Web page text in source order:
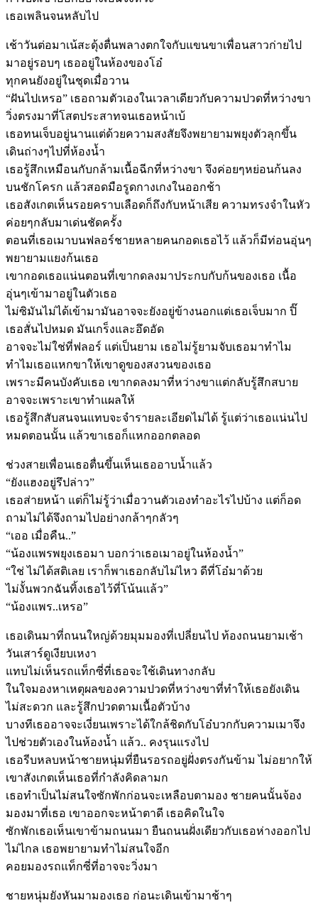
เธอเพลินจนหลับไป
เช้าวันต่อมาเน้สะดุ้งตื่นพลางตกใจกับแขนขาเพื่อนสาวก่ายไป
มาอยู่รอบๆ เธออยู่ในห้องของโอ๋
ทุกคนยังอยู่ในชุดเมื่อวาน
“ฝันไปเหรอ” เธอถามตัวเองในเวลาเดียวกับความปวดที่หว่างขา
วิ่งตรงมาที่โสตประสาทจนเธอหน้าเบ้
เธอทนเจ็บอยู่นานแต่ด้วยความสงสัยจึงพยายามพยุงตัวลุกขึ้น
เดินถ่างๆไปที่ห้องน้ำ
เธอรู้สึกเหมือนกับกล้ามเนื้อฉีกที่หว่างขา จึงค่อยๆหย่อนก้นลง
บนชักโครก แล้วสอดมือรูดกางเกงในออกช้า
เธอสังเกตเห็นรอยคราบเลือดก็ถึงกับหน้าเสีย ความทรงจำในหัว
ค่อยๆกลับมาเด่นชัดครั้ง
ตอนที่เธอเมาบนฟลอร์ชายหลายคนกอดเธอไว้ แล้วก็มีท่อนอุ่นๆ
พยายามแยงก้นเธอ
เขากอดเธอแน่นตอนที่เขากดลงมาประกบกับก้นของเธอ เนื้อ
อุ่นๆเข้ามาอยู่ในตัวเธอ
ไม่ซิมันไม่ได้เข้ามามันอาจจะยังอยู่ข้างนอกแต่เธอเจ็บมาก ปิ๊
เธอสั่นไปหมด มันเกร็งและอึดอัด
อาจจะไม่ใช่ที่ฟลอร์ แต่เป็นยาม เธอไม่รู้ยามจับเธอมาทำไม
ทำไมเธอแหกขาให้เขาดูของสงวนของเธอ
เพราะมีคนบังคับเธอ เขากดลงมาที่หว่างขาแต่กลับรู้สึกสบาย
อาจจะเพราะเขาทำแผลให้
เธอรู้สึกสับสนจนแทบจะจำรายละเอียดไม่ได้ รู้แต่ว่าเธอแน่นไป
หมดตอนนั้น แล้วขาเธอก็แหกออกตลอด
ช่วงสายเพื่อนเธอตื่นขึ้นเห็นเธออาบน้ำแล้ว
“ยังแฮงอยู่รึปล่าว”
เธอส่ายหน้า แต่ก็ไม่รู้ว่าเมื่อวานตัวเองทำอะไรไปบ้าง แต่ก็อด
ถามไม่ได้จึงถามไปอย่างกล้าๆกลัวๆ
“เออ เมื่อคืน..”
“น้องแพรพยุงเธอมา บอกว่าเธอเมาอยู่ในห้องน้ำ”
“ใช่ ไม่ได้สติเลย เราก็พาเธอกลับไม่ไหว ดีที่โอ๋มาด้วย
ไม่งั้นพวกฉันทิ้งเธอไว้ที่โน้นแล้ว”
“น้องแพร..เหรอ”
เธอเดินมาที่ถนนใหญ่ด้วยมุมมองที่เปลี่ยนไป ท้องถนนยามเช้า
วันเสาร์ดูเงียบเหงา
แทบไม่เห็นรถแท็กซี่ที่เธอจะใช้เดินทางกลับ
ในใจมองหาเหตุผลของความปวดที่หว่างขาที่ทำให้เธอยังเดิน
ไม่สะดวก และรู้สึกปวดตามเนื้อตัวบ้าง
บางทีเธออาจจะเงี่ยนเพราะได้ใกล้ชิดกับโอ๋บวกกับความเมาจึง
ไปช่วยตัวเองในห้องน้ำ แล้ว.. คงรุนแรงไป
เธอรีบหลบหน้าชายหนุ่มที่ยืนรอรถอยู่ฝั่งตรงกันข้าม ไม่อยากให้
เขาสังเกตเห็นเธอที่กำลังคิดลามก
เธอทำเป็นไม่สนใจซักพักก่อนจะเหลือบตามอง ชายคนนั้นจ้อง
มองมาที่เธอ เขาออกจะหน้าตาดี เธอคิดในใจ
ซักพักเธอเห็นเขาข้ามถนนมา ยืนถนนฝั่งเดียวกับเธอห่างออกไป
ไม่ไกล เธอพยายามทำไม่สนใจอีก
คอยมองรถแท็กซี่ที่อาจจะวิ่งมา
ชายหนุ่มยังหันมามองเธอ ก่อนะเดินเข้ามาช้าๆ